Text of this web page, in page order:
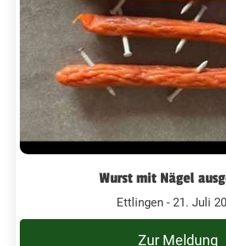
Wurst mit Nägel
Ettlingen - 21. Juli
Zur Meldung